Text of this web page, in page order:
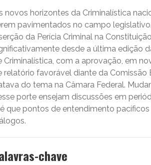
novos horizontes da Criminalística
pavimentados no campo
da Perícia Criminal na
desde a última edição
Criminalística, com a aprovação, em
relatório favorável diante da Comissão
do tema na Câmara Federal.
porte ensejam discussões em
que pontos de entendimento
chave